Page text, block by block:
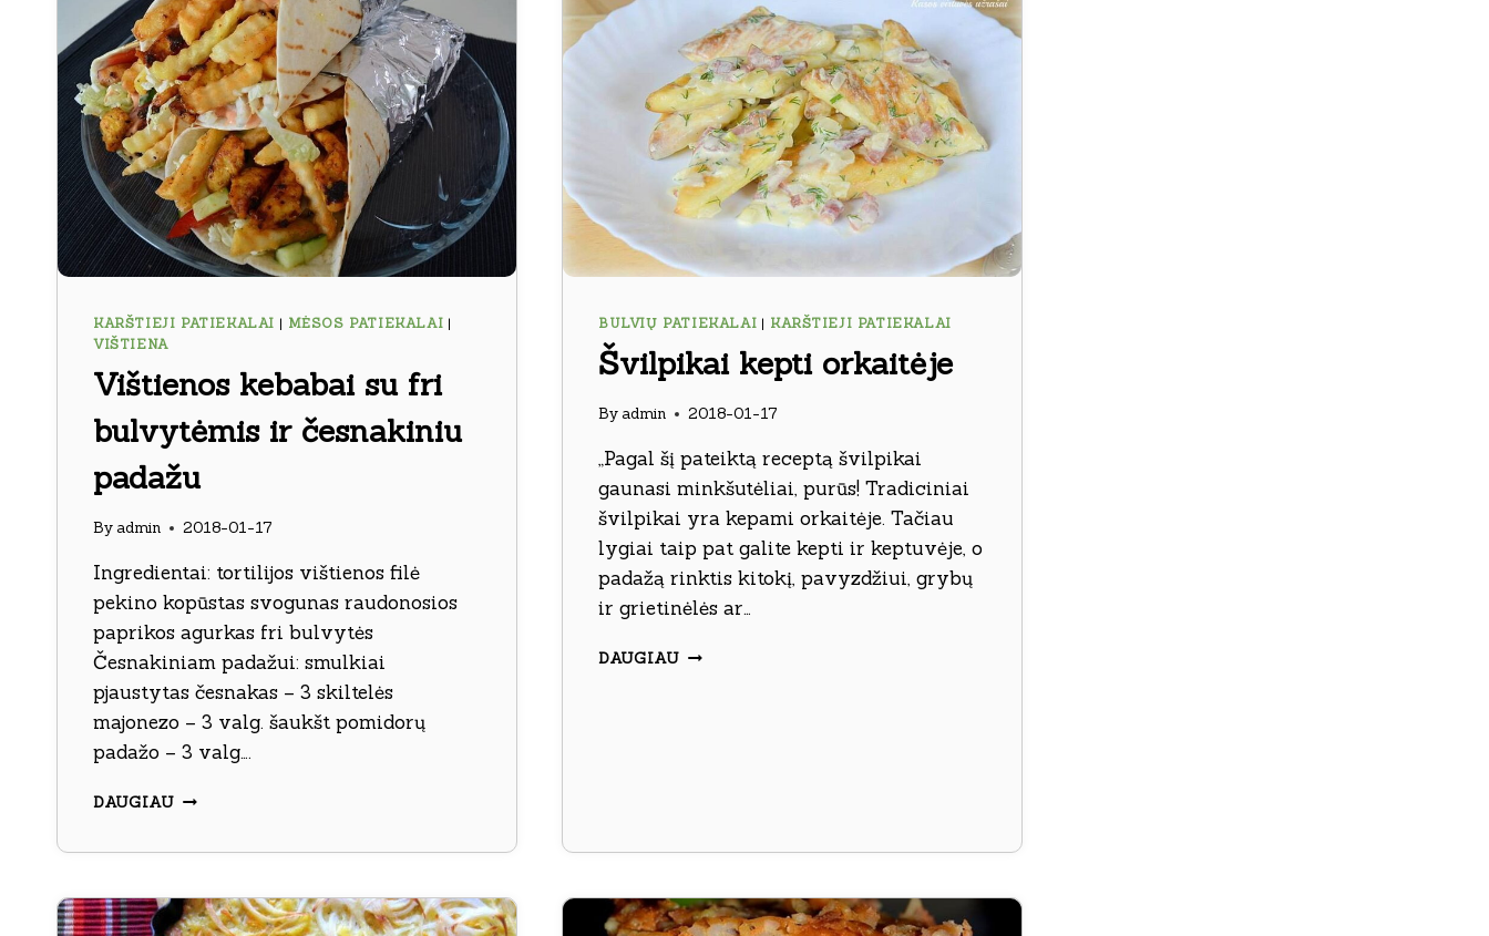
KARŠTIEJI PATIEKALAI | MĖSOS PATIEKALAI |
VIŠTIENA
Vištienos kebabai su fri
bulvytėmis ir česnakiniu
padažu
By admin 2018-01-17
Ingredientai: tortilijos vištienos filė
pekino kopūstas svogunas raudonosios
paprikos agurkas fri bulvytės
Česnakiniam padažui: smulkiai
pjaustytas česnakas – 3 skiltelės
majonezo – 3 valg. šaukšt pomidorų
padažo – 3 valg….
DAUGIAUVIŠTIENOS
IR
BULVIŲ PATIEKALAI | KARŠTIEJI PATIEKALAI
Švilpikai kepti orkaitėje
By admin 2018-01-17
„Pagal šį pateiktą receptą švilpikai
gaunasi minkšutėliai, purūs! Tradiciniai
švilpikai yra kepami orkaitėje. Tačiau
lygiai taip pat galite kepti ir keptuvėje, o
padažą rinktis kitokį, pavyzdžiui, grybų
ir grietinėlės ar…
DAUGIAUŠVILPIKAI